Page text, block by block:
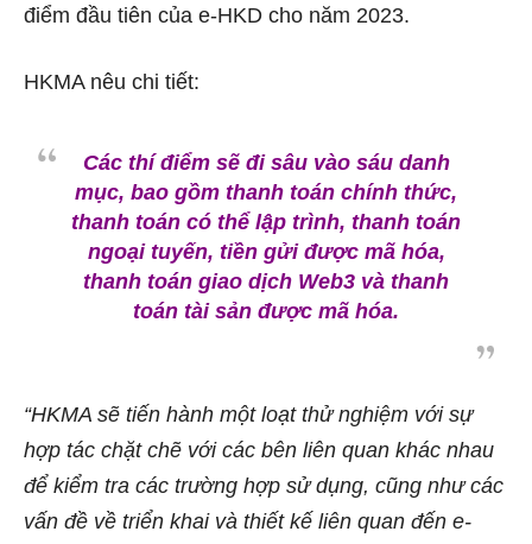
điểm đầu tiên của e-HKD cho năm 2023.
HKMA nêu chi tiết:
Các thí điểm sẽ đi sâu vào sáu danh
mục, bao gồm thanh toán chính thức,
thanh toán có thể lập trình, thanh toán
ngoại tuyến, tiền gửi được mã hóa,
thanh toán giao dịch Web3 và thanh
toán tài sản được mã hóa.
“HKMA sẽ tiến hành một loạt thử nghiệm với sự
hợp tác chặt chẽ với các bên liên quan khác nhau
để kiểm tra các trường hợp sử dụng, cũng như các
vấn đề về triển khai và thiết kế liên quan đến e-